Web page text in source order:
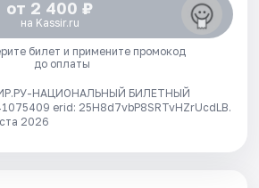
от 2 400 ₽
на Kassir.ru
билет и примените промокод
до оплаты
НАЦИОНАЛЬНЫЙ БИЛЕТНЫЙ
erid: 25H8d7vbP8SRTvHZrUcdLB.
2026